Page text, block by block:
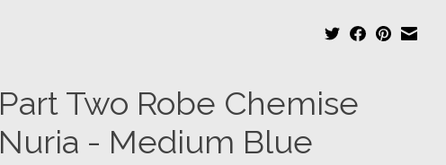
Part Two Robe Chemise
Nuria - Medium Blue